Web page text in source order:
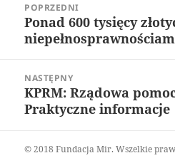
wpisuPOPRZEDNI
Poprzedni
wpis:
Ponad 600 tysięcy
NASTĘPNY
Następny
wpis:
KPRM: Rządowa
Praktyczne informacje
© 2018 Fundacja Mir. Wszelkie